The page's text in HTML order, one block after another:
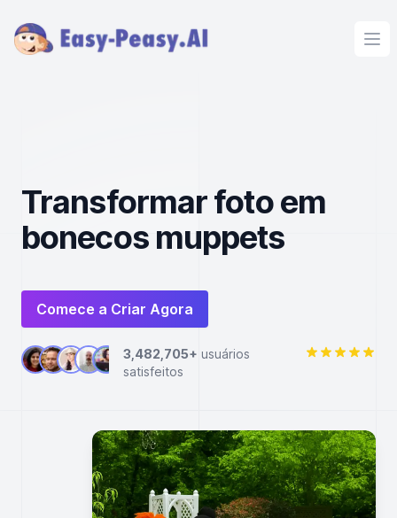
Transformar foto em
bonecos muppets
Comece a Criar Agora
3,482,705+ usuários
satisfeitos